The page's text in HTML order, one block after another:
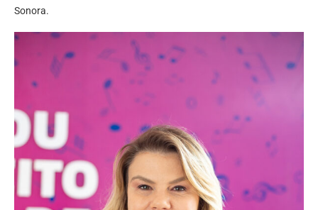
Sonora.